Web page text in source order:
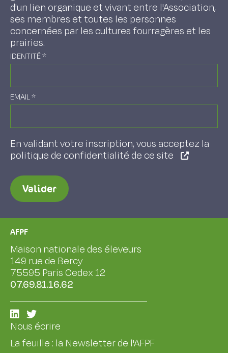
d'un lien organique et vivant entre l'Association,
ses membres et toutes les personnes
concernées par les cultures fourragères et les
prairies.
IDENTITÉ*
EMAIL*
En validant votre inscription, vous acceptez la
politique de confidentialité de ce site
Valider
AFPF
Maison nationale des éleveurs
149 rue de Bercy
75595 Paris Cedex 12
07.69.81.16.62
Nous écrire
La feuille : la Newsletter de l'AFPF